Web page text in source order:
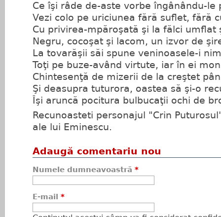
Ce îşi râde de-aste vorbe îngânându-le
Vezi colo pe uriciunea fără suflet, fără
Cu privirea-mpăroşată şi la fălci umflat
Negru, cocoşat şi lacom, un izvor de
La tovarăşii săi spune veninoasele-i
Toţi pe buze-având virtute, iar în ei
Chintesenţă de mizerii de la creştet
Şi deasupra tuturora, oastea să şi-o
Îşi aruncă pocitura bulbucaţii ochi de
Recunoasteti personajul "Crin
ale lui Eminescu.
Adaugă comentariu nou
Numele dumneavoastră *
E-mail *